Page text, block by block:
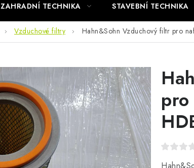
ZAHRADNÍ TECHNIKA STAVEBNÍ TECHNIKA
Vzduchové filtry Hahn&Sohn Vzduchový filtr pro